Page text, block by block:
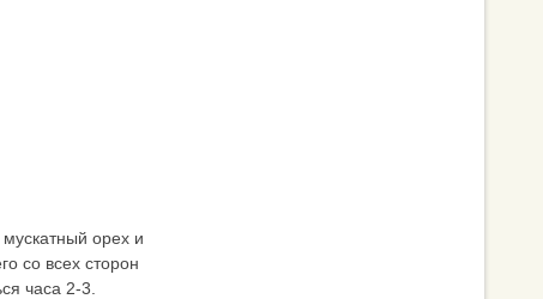
орех и
со всех сторон
часа 2-3.